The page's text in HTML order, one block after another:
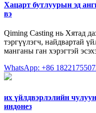
Хацарт бутлуурын эд
вэ
Qiming Casting нь Хятад
тэргүүлэгч, найдвартай
манганы ган хэрэгтэй
WhatsApp: +86
их үйлдвэрлэлийн
индонез